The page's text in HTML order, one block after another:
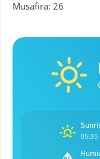
Musafira: 26
05:35